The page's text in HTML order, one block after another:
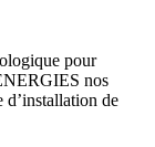
pour
nos
d’installation de